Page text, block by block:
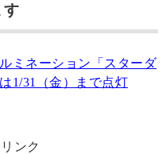
す
ミネーション「スターダ
1/31（金）まで点灯
ンク